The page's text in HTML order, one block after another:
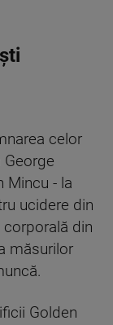
celor
George
Mincu - la
ucidere din
din
măsurilor
Golden